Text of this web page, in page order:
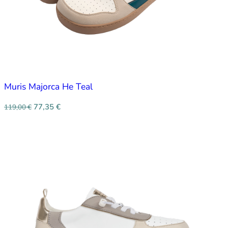
Muris Majorca He Teal
119,00€ 77,35 €